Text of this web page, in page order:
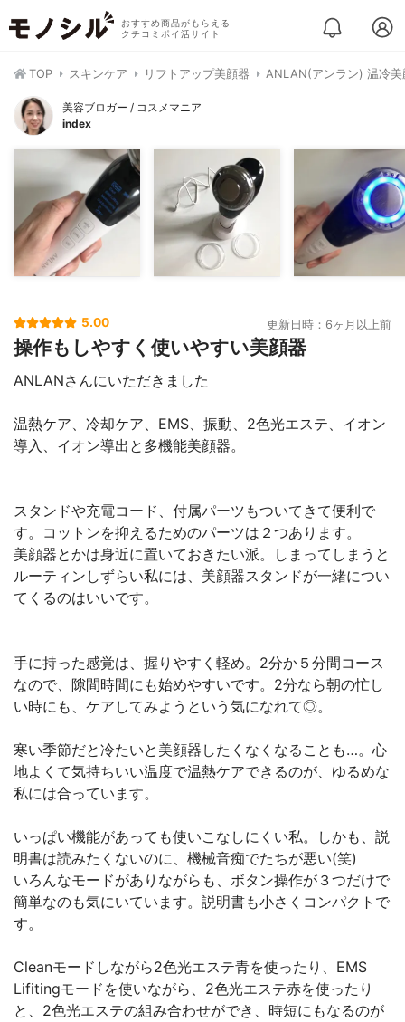
おすすめ商品がもらえる
クチコミポイ活サイト
TOP スキンケア リフトアップ美顔器 ANLAN(アンラン) 温冷美
美容ブロガー / コスメマニア
index
5.00 更新日時：6ヶ月以上前
操作もしやすく使いやすい美顔器
ANLANさんにいただきました
温熱ケア、冷却ケア、EMS、振動、2色光エステ、イオン
導入、イオン導出と多機能美顔器。
スタンドや充電コード、付属パーツもついてきて便利で
す。コットンを抑えるためのパーツは２つあります。
美顔器とかは身近に置いておきたい派。しまってしまうと
ルーティンしずらい私には、美顔器スタンドが一緒につい
てくるのはいいです。
手に持った感覚は、握りやすく軽め。2分か５分間コース
なので、隙間時間にも始めやすいです。2分なら朝の忙し
い時にも、ケアしてみようという気になれて◎。
寒い季節だと冷たいと美顔器したくなくなることも…。心
地よくて気持ちいい温度で温熱ケアできるのが、ゆるめな
私には合っています。
いっぱい機能があっても使いこなしにくい私。しかも、説
明書は読みたくないのに、機械音痴でたちが悪い(笑)
いろんなモードがありながらも、ボタン操作が３つだけで
簡単なのも気にいています。説明書も小さくコンパクトで
す。
Cleanモードしながら2色光エステ青を使ったり、EMS
Lifitingモードを使いながら、2色光エステ赤を使ったり
と、2色光エステの組み合わせができ、時短にもなるのが